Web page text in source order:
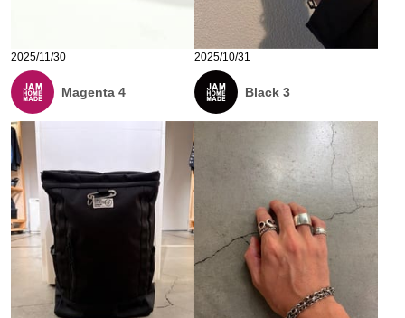
2025/11/30
Magenta 4
2025/10/31
Black 3